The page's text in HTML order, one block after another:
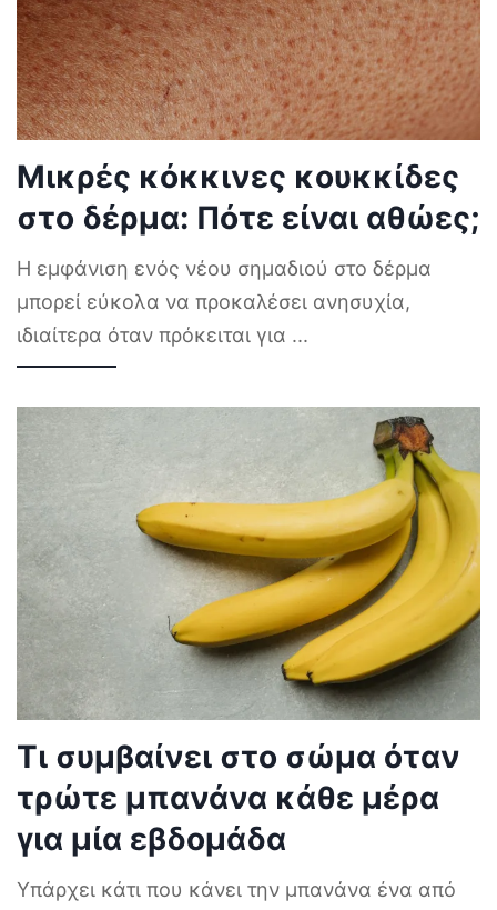
Μικρές κόκκινες κουκκίδες
στο δέρμα: Πότε είναι αθώες;
Η εμφάνιση ενός νέου σημαδιού στο δέρμα
μπορεί εύκολα να προκαλέσει ανησυχία,
ιδιαίτερα όταν πρόκειται για ...
Τι συμβαίνει στο σώμα όταν
τρώτε μπανάνα κάθε μέρα
για μία εβδομάδα
Υπάρχει κάτι που κάνει την μπανάνα ένα από